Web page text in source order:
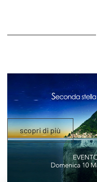
scopri di più